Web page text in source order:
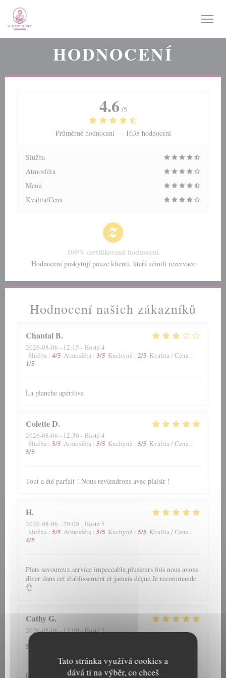
Tato stránka využívá cookies a
dává ti na výběr, co chceš
HODNOCENÍ
Hodnocení našich zákazníků
ChantalB
2026-08-06 - 12:15 - Hosté 4
Služba : 4/5 Atmosféra : 3/5 Kuchyně : 2/5 Kvalita / Cena :
1/5
La planche apéritive
ColetteD
2026-08-06 - 12:30 - Hosté 4
Služba : 5/5 Atmosféra : 5/5 Kuchyně : 5/5 Kvalita / Cena :
5/5
Tout a été parfait ! Nous reviendrons avec plaisir !
H
2026-08-06 - 20:00 - Hosté 5
Služba : 5/5 Atmosféra : 5/5 Kuchyně : 5/5 Kvalita / Cena :
4/5
Plats savoureux,service impeccable,plusieurs fois nous avons
dîner dans cet établissement et jamais déçue.Je recommande
👌
CathyG
2026-08-06- 13:00 - Hosté 2
Služba
5
Repas et accueil toujours au top
4.6 /5
Průměrné hodnocení — 1638 hodnoceni
Služba
Atmosféra
Menu
Kvalita/Cena
100% certifikovaná hodnocení
Hodnocení poskytují pouze klienti, kteří učinili rezervace